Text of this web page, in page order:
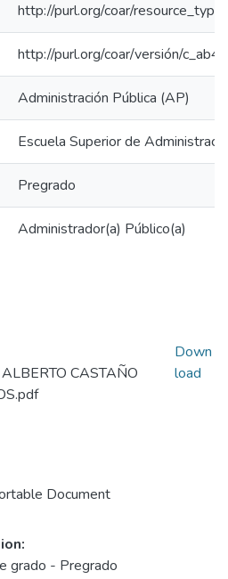
http://purl.org/coar/
http://purl.org/coar/versión/
Administración Pública (AP)
Escuela Superior de
Pregrado
Administrador(a) Público(a)
CASTAÑO
Document
grado - Pregrado
Down
load